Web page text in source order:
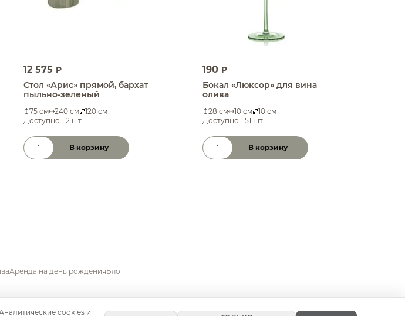
12 575 P
Стол «Арис» прямой, бархат
пыльно-зеленый
75 см 240 см
120 см
Доступно: 12 шт.
Количество товара
В корзину
190 P
Бокал «Люксор» для вина
олива
28 см 10 см
10 см
Доступно: 151 шт.
Количество товара
В корзину
Аренда на день рожденияБлог
cookies и